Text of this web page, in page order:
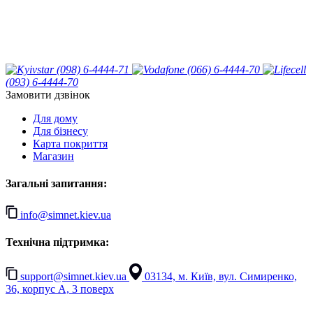
(098) 6-4444-71
(066) 6-4444-70
(093) 6-4444-70
Замовити дзвінок
Для дому
Для бізнесу
Карта покриття
Магазин
Загальні запитання:
info@simnet.kiev.ua
Технічна підтримка:
support@simnet.kiev.ua
03134, м. Київ, вул. Симиренко,
36, корпус А, 3 поверх